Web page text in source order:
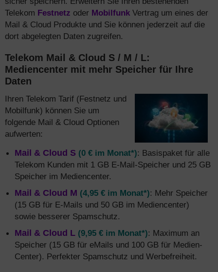
Telekom Festnetz oder Mobilfunk Vertrag um eines der
Mail & Cloud Produkte und Sie können jederzeit auf die
dort abgelegten Daten zugreifen.
Telekom Mail & Cloud S / M / L:
Mediencenter mit mehr Speicher für Ihre
Daten
Ihren Telekom Tarif (Festnetz und
Mobilfunk) können Sie um
folgende Mail & Cloud Optionen
aufwerten:
Mail & Cloud S (0 € im Monat*): Basispaket für alle
Telekom Kunden mit 1 GB E-Mail-Speicher und 25 GB
Speicher im Mediencenter.
Mail & Cloud M (4,95 € im Monat*): Mehr Speicher
(15 GB für E-Mails und 50 GB im Mediencenter)
sowie besserer Spamschutz.
Mail & Cloud L (9,95 € im Monat*): Maximum an
Speicher (15 GB für eMails und 100 GB für Medien-
Center). Perfekter Spamschutz und Werbefreiheit.